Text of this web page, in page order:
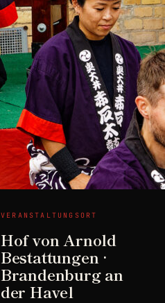
VERANSTALTUNGSORT
Hof von Arnold
Bestattungen ·
Brandenburg an
der Havel